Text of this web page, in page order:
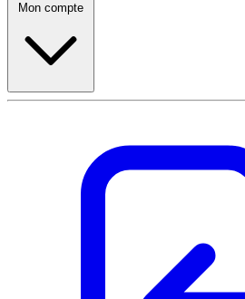
Mon compte